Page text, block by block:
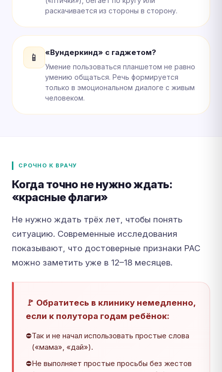
раскачивается из стороны в сторону.
📱 «Вундеркинд» с гаджетом?
Умение пользоваться планшетом не равно
умению общаться. Речь формируется
только в эмоциональном диалоге с живым
человеком.
СРОЧНО К ВРАЧУ
Когда точно не нужно ждать:
«красные флаги»
Не нужно ждать трёх лет, чтобы понять
ситуацию. Современные исследования
показывают, что достоверные признаки РАС
можно заметить уже в 12–18 месяцев.
🚩 Обратитесь в клинику немедленно,
если к полутора годам ребёнок:
Так и не начал использовать простые слова
(«мама», «дай»).
Не выполняет простые просьбы без жестов